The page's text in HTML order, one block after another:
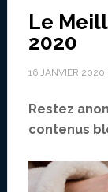
Le
2020
16 JANVIER 2020
Restez
contenus